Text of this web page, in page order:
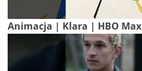
Animacja | Klara | HBO Max